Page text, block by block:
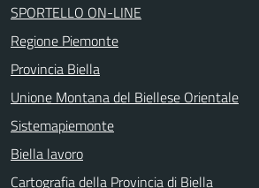
SPORTELLO ON-LINE
Regione Piemonte
Provincia Biella
Unione Montana del Biellese Orientale
Sistemapiemonte
Biella lavoro
Cartografia della Provincia di Biella